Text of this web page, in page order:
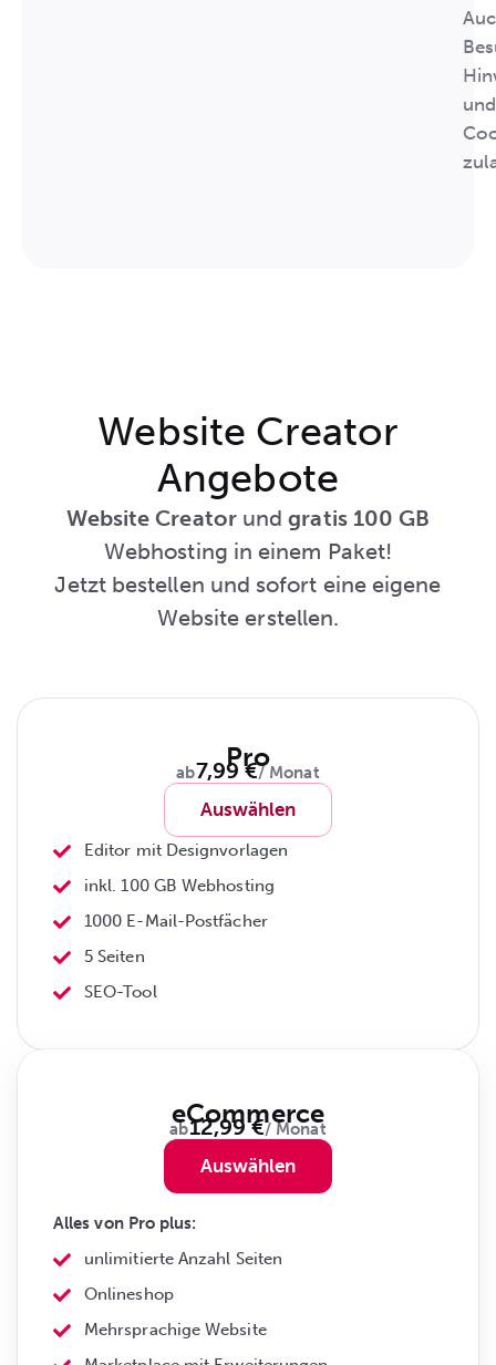
Website Creator
Angebote
Website Creatorundgratis 100 GB
Webhosting in einem Paket!
Jetzt bestellen und sofort eine eigene
Website erstellen.
Pro
ab7,99 €/ Monat
Auswählen
Editor mit Designvorlagen
inkl. 100 GB Webhosting
1000 E-Mail-Postfächer
5 Seiten
SEO-Tool
eCommerce
ab12,99 €/ Monat
Auswählen
Alles von Pro plus:
unlimitierte Anzahl Seiten
Onlineshop
Mehrsprachige Website